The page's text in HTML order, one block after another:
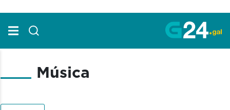
Música